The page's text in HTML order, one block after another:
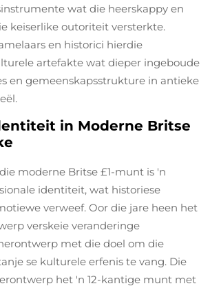
wat die heerskappy en
keiserlike outoriteit versterkte.
en historici hierdie
artefakte wat dieper ingeboude
en gemeenskapsstrukture in antieke
in Moderne Britse
moderne Britse £1-munt is 'n
identiteit, wat historiese
verweef. Oor die jare heen het
verskeie veranderinge
met die doel om die
se kulturele erfenis te vang. Die
het 'n 12-kantige munt met